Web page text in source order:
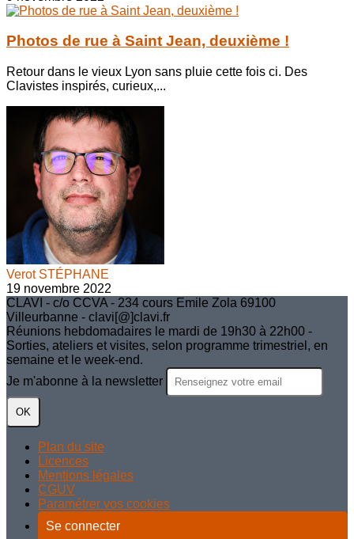
Photos de rue à Saint Jean, deuxième !
Retour dans le vieux Lyon sans pluie cette fois ci. Des
Clavistes inspirés, curieux,...
Verot STÉPHANE
19 novembre 2022
CLAVI - c/o CCVA - 234 cours Emile Zola 69100
Villeurbanne - clavi[@]clavi.fr
Réunions hebdomadaires le mardi de 19h30 à 22h00 -
Sorties, ateliers et visites, selon programme trimestriel, en
semaine et le week-end.
Je m'abonne à la newsletter
OK
Plan du site
Licences
Mentions légales
CGUV
Paramétrer vos cookies
Se connecter